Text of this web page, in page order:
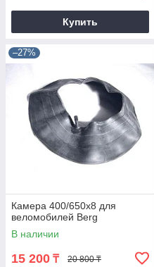
Купить
–27%
Камера 400/650х8 для
веломобилей Berg
В наличии
15 200 ₸ 20 800 ₸